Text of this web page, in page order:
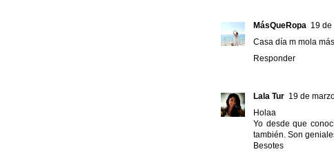
MásQueRopa 19
Casa día m mola
Responder
Lala Tur 19 de
Holaa
Yo desde que
también. Son
Besotes